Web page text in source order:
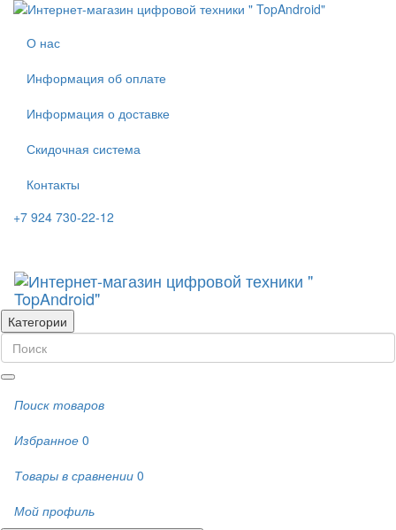
О нас
Информация об оплате
Информация о доставке
Скидочная система
Контакты
+7 924 730-22-12
Категории
Поиск товаров
Избранное 0
Товары в сравнении 0
Мой профиль